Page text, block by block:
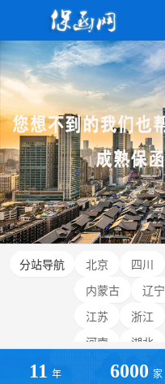
分站导航 北京 四川
内蒙古
辽宁
江苏
浙江
河南
湖北
云南
11 年
6000 家